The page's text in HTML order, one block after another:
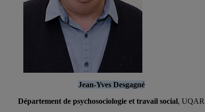
Jean-Yves Desgagné
Département de psychosociologie et travail social, UQAR